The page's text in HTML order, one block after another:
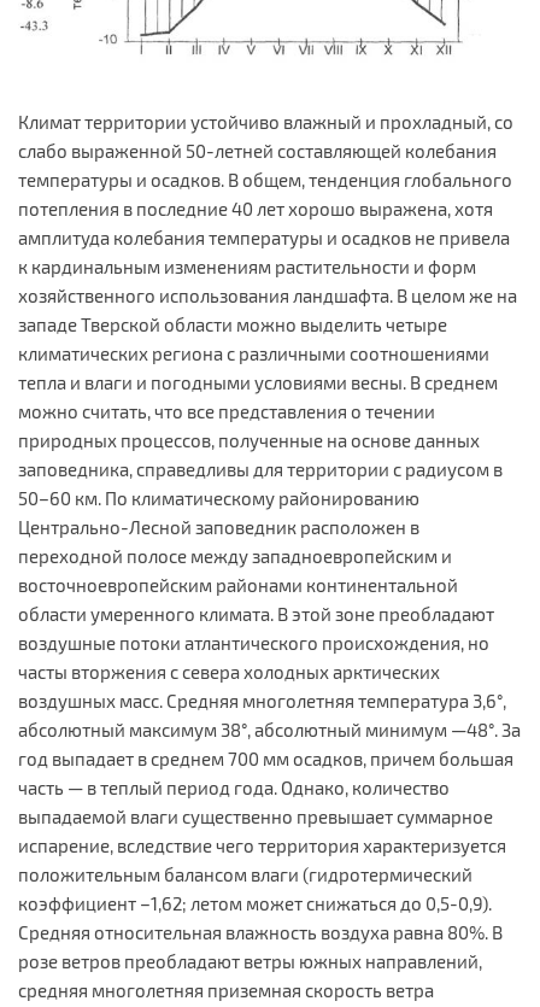
Климат территории устойчиво влажный и прохладный, со
слабо выраженной 50-летней составляющей колебания
температуры и осадков. В общем, тенденция глобального
потепления в последние 40 лет хорошо выражена, хотя
амплитуда колебания температуры и осадков не привела
к кардинальным изменениям растительности и форм
хозяйственного использования ландшафта. В целом же на
западе Тверской области можно выделить четыре
климатических региона с различными соотношениями
тепла и влаги и погодными условиями весны. В среднем
можно считать, что все представления о течении
природных процессов, полученные на основе данных
заповедника, справедливы для территории с радиусом в
50–60 км. По климатическому районированию
Центрально-Лесной заповедник расположен в
переходной полосе между западноевропейским и
восточноевропейским районами континентальной
области умеренного климата. В этой зоне преобладают
воздушные потоки атлантического происхождения, но
часты вторжения с севера холодных арктических
воздушных масс. Средняя многолетняя температура 3,6°,
абсолютный максимум 38°, абсолютный минимум —48°. За
год выпадает в среднем 700 мм осадков, причем большая
часть — в теплый период года. Однако, количество
выпадаемой влаги существенно превышает суммарное
испарение, вследствие чего территория характеризуется
положительным балансом влаги (гидротермический
коэффициент –1,62; летом может снижаться до 0,5-0,9).
Средняя относительная влажность воздуха равна 80%. В
розе ветров преобладают ветры южных направлений,
средняя многолетняя приземная скорость ветра